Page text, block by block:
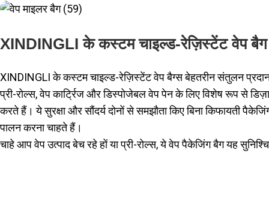
XINDINGLI के कस्टम चाइल्ड-रेज़िस्टेंट वेप
XINDINGLI के कस्टम चाइल्ड-रेज़िस्टेंट वेप बैग्स बेहतरीन संतुलन
प्री-रोल्स, वेप कार्ट्रिज और डिस्पोजेबल वेप पेन के लिए विशेष रूप से
करते हैं। ये सुरक्षा और सौंदर्य दोनों से समझौता किए बिना किफायती
पालन करना चाहते हैं।
चाहे आप वेप उत्पाद बेच रहे हों या प्री-रोल्स, ये वेप पैकेजिंग बैग यह